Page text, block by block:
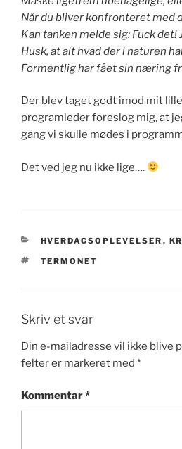
Når du bliver konfronteret med
Kan tanken melde sig: Fuck det!
Husk, at alt hvad der i naturen
Formentlig har fået sin næring
Der blev taget godt imod mit
programleder foreslog mig, at
gang vi skulle mødes i
Det ved jeg nu ikke lige….
KATEGORIER
HVERDAGSOPLEVELSER ,
TAGS
TERMONET
Skriv et svar
Din e-mailadresse vil ikke blive
felter er markeret med *
Kommentar*